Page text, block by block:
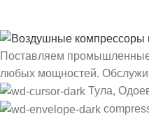
Поставляем
любых мощностей.
Тула,